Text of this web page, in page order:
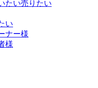
売りたい
い
ナー様
様